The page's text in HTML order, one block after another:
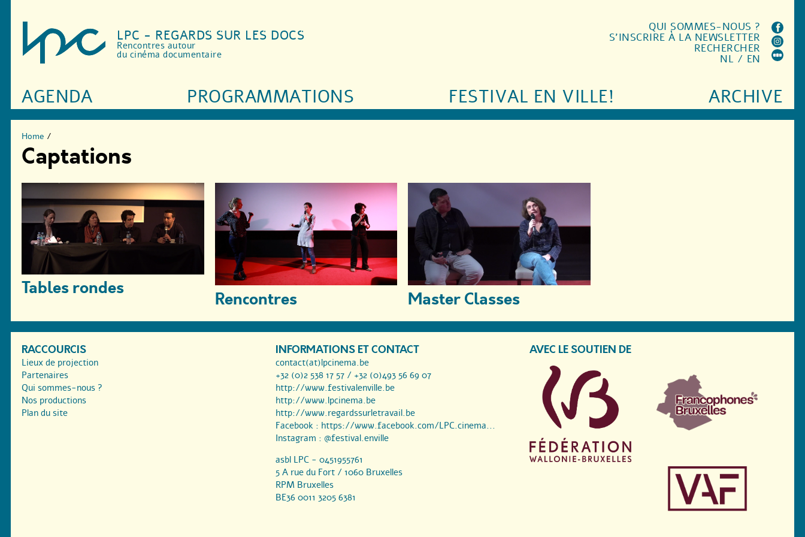
LPC - REGARDS SUR LES DOCS
Rencontres autour
du cinéma documentaire
AGENDA PROGRAMMATIONS FESTIVAL EN VILLE! ARCHIVE
QUI SOMMES-NOUS ?
S'INSCRIRE À LA NEWSLETTER
RECHERCHER
NL / EN
Home /
Captations
Tables rondes Rencontres Master Classes
RACCOURCIS
Lieux de projection
Partenaires
Qui sommes-nous ?
Nos productions
Plan du site
INFORMATIONS ET CONTACT
contact(at)lpcinema.be
+32 (0)2 538 17 57 / +32 (0)493 56 69 07
http://www.festivalenville.be
http://www.lpcinema.be
http://www.regardssurletravail.be
Facebook : https://www.facebook.com/LPC.cinema...
Instagram : @festival.enville
asbl LPC - 0451955761
5 A rue du Fort / 1060 Bruxelles
RPM Bruxelles
BE36 0011 3205 6381
AVEC LE SOUTIEN DE